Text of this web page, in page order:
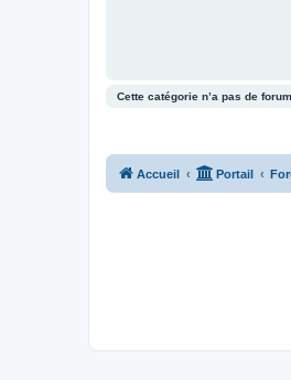
Cette catégorie n’a pas de forum.
Accueil Portail